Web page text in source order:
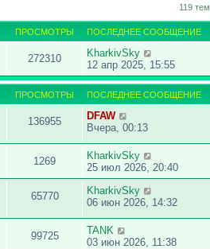
119 тем
ПРОСМОТРЫ ПОСЛЕДНЕЕ СООБЩЕНИЕ
272310
KharkivSky
12 апр 2025, 15:55
ПРОСМОТРЫ ПОСЛЕДНЕЕ СООБЩЕНИЕ
136955
DFAW
Вчера, 00:13
1269
KharkivSky
25 июл 2026, 20:40
65770
KharkivSky
06 июн 2026, 14:32
99725
TANK
03 июн 2026, 11:38